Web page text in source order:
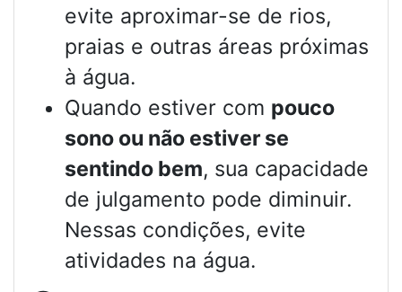
evite aproximar-se de rios,
praias e outras áreas próximas
à água.
Quando estiver com pouco
sono ou não estiver se
sentindo bem, sua capacidade
de julgamento pode diminuir.
Nessas condições, evite
atividades na água.